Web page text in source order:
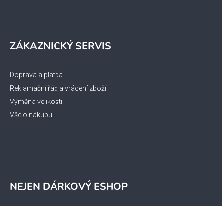
ZÁKAZNICKÝ SERVIS
Doprava a platba
Reklamační řád a vrácení zboží
Výměna velikosti
Vše o nákupu
NEJEN DÁRKOVÝ ESHOP